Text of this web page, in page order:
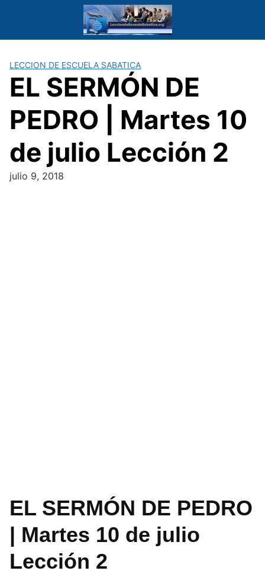
LECCION DE ESCUELA SABATICA
EL SERMÓN DE
PEDRO | Martes 10
de julio Lección 2
julio 9, 2018
EL SERMÓN DE PEDRO
| Martes 10 de julio
Lección 2